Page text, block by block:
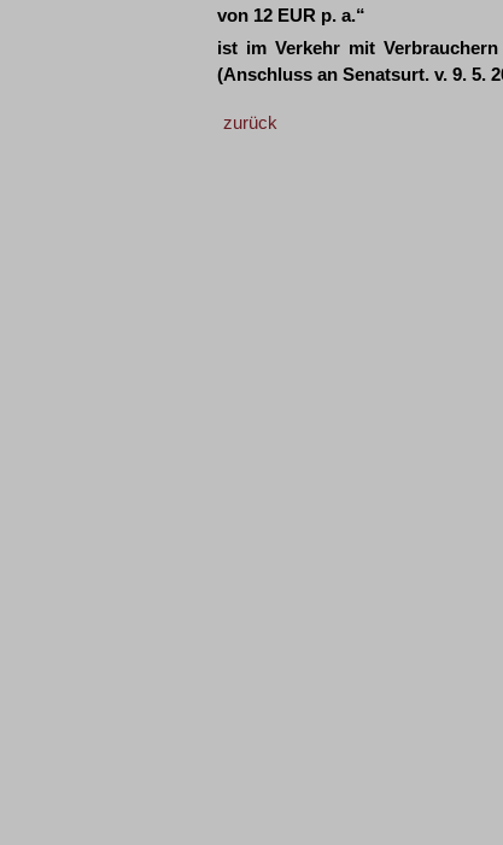
von 12 EUR p. a.“
ist im Verkehr mit
(Anschluss an Senatsurt. v. 9. 5.
zurück